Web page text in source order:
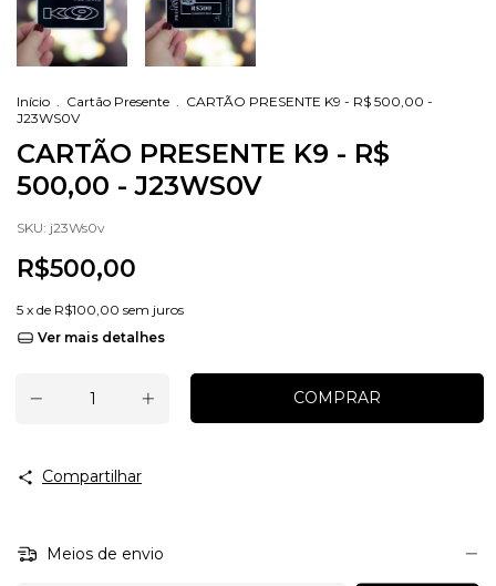
Início . Cartão Presente . CARTÃO PRESENTE K9 - R$ 500,00 -
J23WS0V
CARTÃO PRESENTE K9 - R$
500,00 - J23WS0V
SKU: j23Ws0v
R$500,00
5 x de R$100,00 sem juros
Ver mais detalhes
Compartilhar
Meios de envio